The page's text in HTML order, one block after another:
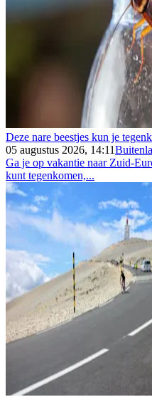
Deze nare beestjes kun je
05 augustus 2026, 14:11
Ga je op vakantie naar Zuid-
kunt tegenkomen,...